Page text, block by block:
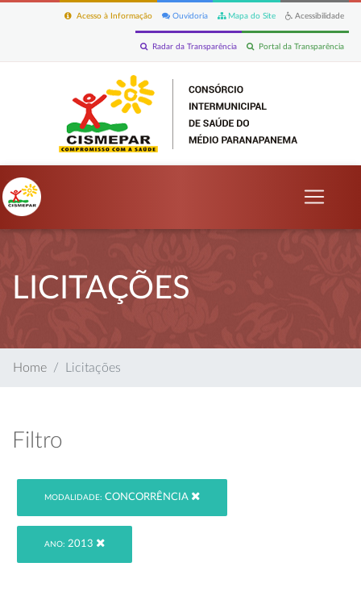
Acessibilidade
Mapa do Site
Ouvidoria
Acesso à Informação
Portal da Transparência
Radar da Transparência
LICITAÇÕES
Home Licitações
Filtro
MODALIDADE: CONCORRÊNCIA
ANO: 2013